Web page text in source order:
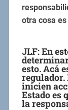
otra cosa
JLF:En
esto. Acá
regulador.
inicien
Estado es
la